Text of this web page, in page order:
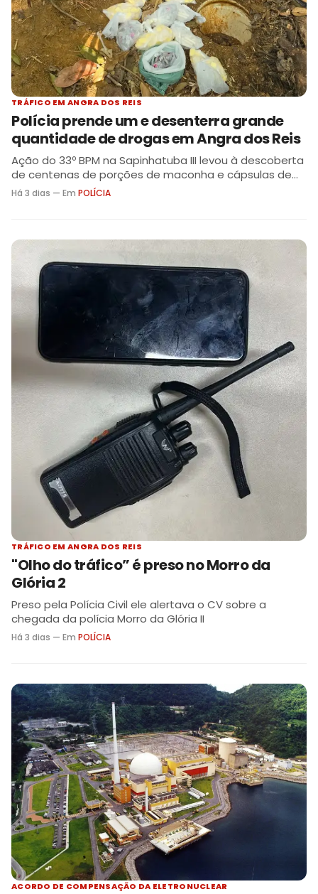
TRÁFICO EM ANGRA DOS REIS
Polícia prende um e desenterra grande
quantidade de drogas em Angra dos Reis
Ação do 33º BPM na Sapinhatuba III levou à descoberta
de centenas de porções de maconha e cápsulas de
cocaína
Há 3 dias — Em POLÍCIA
TRÁFICO EM ANGRA DOS REIS
"Olho do tráfico” é preso no Morro da
Glória 2
Preso pela Polícia Civil ele alertava o CV sobre a
chegada da polícia Morro da Glória II
Há 3 dias — Em POLÍCIA
ACORDO DE COMPENSAÇÃO DA ELETRONUCLEAR